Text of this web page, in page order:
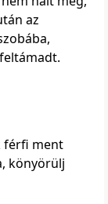
az
férfi ment
könyörülj